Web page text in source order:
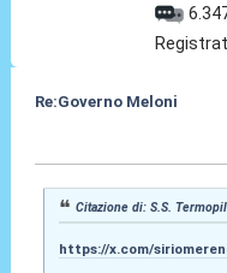
Re:Governo Meloni
Citazione di: S.S.
https://x.com/